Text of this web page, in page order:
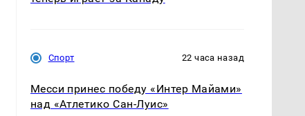
Спорт 22 часа назад
Месси принес победу «Интер Майами»
над «Атлетико Сан-Луис»